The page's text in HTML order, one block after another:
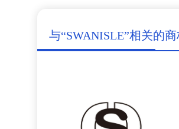
与“SWANISLE”相关的